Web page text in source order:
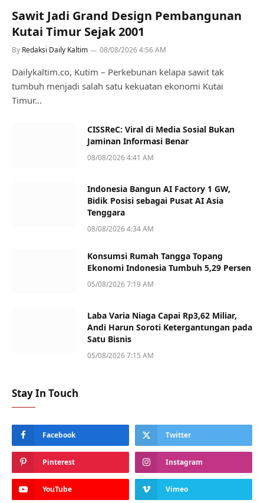
Sawit Jadi Grand Design Pembangunan
Kutai Timur Sejak 2001
By Redaksi Daily Kaltim 08/08/2026 4:56 AM
Dailykaltim.co, Kutim – Perkebunan kelapa sawit tak
tumbuh menjadi salah satu kekuatan ekonomi Kutai
Timur…
CISSReC: Viral di Media Sosial Bukan
Jaminan Informasi Benar
08/08/2026 4:41 AM
Indonesia Bangun AI Factory 1 GW,
Bidik Posisi sebagai Pusat AI Asia
Tenggara
08/08/2026 4:34 AM
Konsumsi Rumah Tangga Topang
Ekonomi Indonesia Tumbuh 5,29 Persen
05/08/2026 7:19 AM
Laba Varia Niaga Capai Rp3,62 Miliar,
Andi Harun Soroti Ketergantungan pada
Satu Bisnis
05/08/2026 7:15 AM
Stay In Touch
Facebook Twitter
Pinterest Instagram
YouTube Vimeo